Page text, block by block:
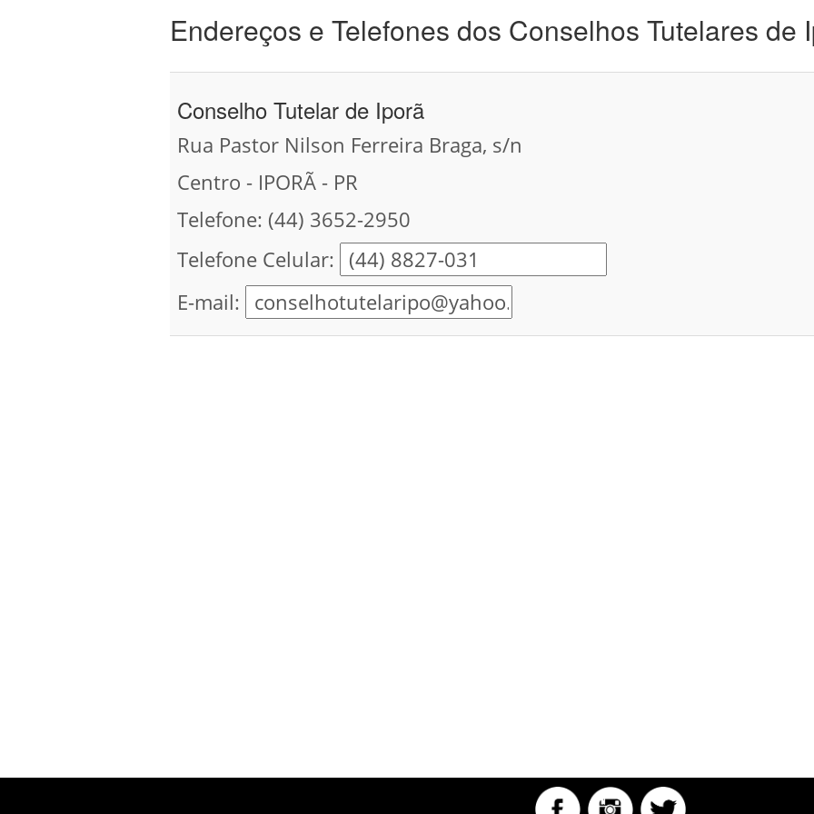
Endereços e Telefones dos Conselhos Tutelares de
Conselho Tutelar de Iporã
Rua Pastor Nilson Ferreira Braga, s/n
Centro - IPORÃ - PR
Telefone: (44) 3652-2950
Telefone Celular:
E-mail: